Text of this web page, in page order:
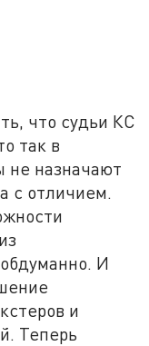
что судьи КС
так в
не назначают
с отличием.
И
и
Теперь